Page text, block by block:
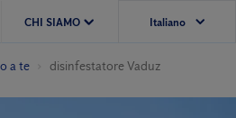
CHI SIAMO
a te disinfestatore Vaduz